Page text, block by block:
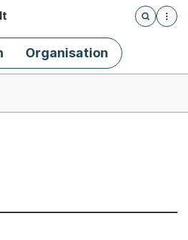
Öffnet
Organisation
Geschäft